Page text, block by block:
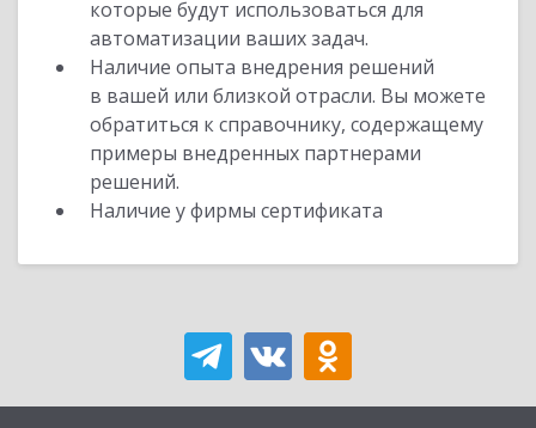
которые будут использоваться для
автоматизации ваших задач.
Наличие опыта внедрения решений
в вашей или близкой отрасли. Вы можете
обратиться к справочнику, содержащему
примеры внедренных партнерами
решений.
Наличие у фирмы сертификата